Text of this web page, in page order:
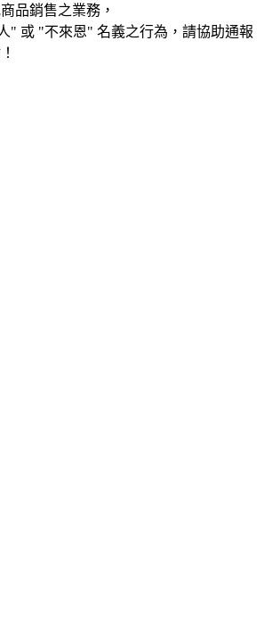
品銷售之業務，
" 或 "不來恩" 名義之行為，請協助通報